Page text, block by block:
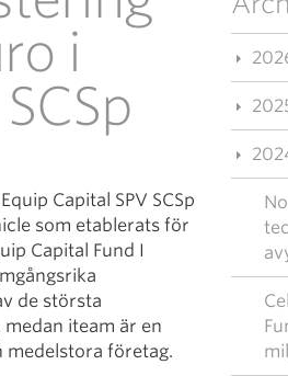
i
Capital SPV SCSp
som etablerats för
Capital Fund I
de största
iteam är en
medelstora företag.